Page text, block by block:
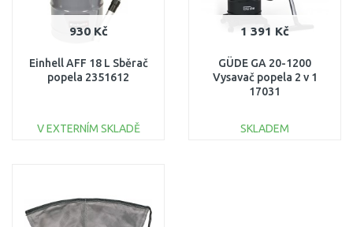
930 Kč
Einhell AFF 18 L Sběrač
popela 2351612
V EXTERNÍM SKLADĚ
1 391 Kč
GÜDE GA 20-1200
Vysavač popela 2 v 1
17031
SKLADEM